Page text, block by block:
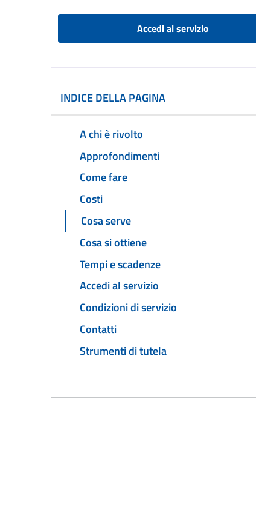
Accedi al servizio
INDICE DELLA PAGINA
A chi è rivolto
Approfondimenti
Come fare
Costi
Cosa serve
Cosa si ottiene
Tempi e scadenze
Accedi al servizio
Condizioni di servizio
Contatti
Strumenti di tutela